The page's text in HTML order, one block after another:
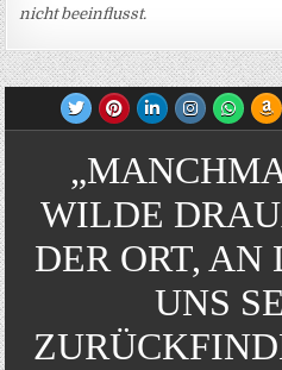
nicht beeinflusst.
WILDE
DER ORT,
UNS